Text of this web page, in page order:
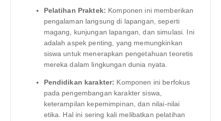
Pelatihan Praktek: Komponen ini memberikan
pengalaman langsung di lapangan, seperti
magang, kunjungan lapangan, dan simulasi. Ini
adalah aspek penting, yang memungkinkan
siswa untuk menerapkan pengetahuan teoretis
mereka dalam lingkungan dunia nyata.
Pendidikan karakter: Komponen ini berfokus
pada pengembangan karakter siswa,
keterampilan kepemimpinan, dan nilai-nilai
etika. Hal ini sering kali melibatkan pelatihan